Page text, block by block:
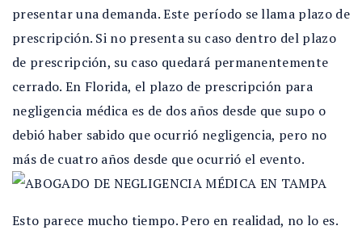
presentar una demanda. Este período se llama plazo de
prescripción. Si no presenta su caso dentro del plazo
de prescripción, su caso quedará permanentemente
cerrado. En Florida, el plazo de prescripción para
negligencia médica es de dos años desde que supo o
debió haber sabido que ocurrió negligencia, pero no
más de cuatro años desde que ocurrió el evento.
Esto parece mucho tiempo. Pero en realidad, no lo es.